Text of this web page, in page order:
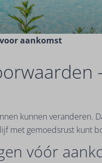
aankomst
kunnen veranderen.
met gemoedsrust kunt
vóór